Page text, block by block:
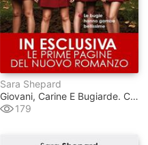
Sara Shepard
Giovani, Carine E Bugiarde. Cattive
179